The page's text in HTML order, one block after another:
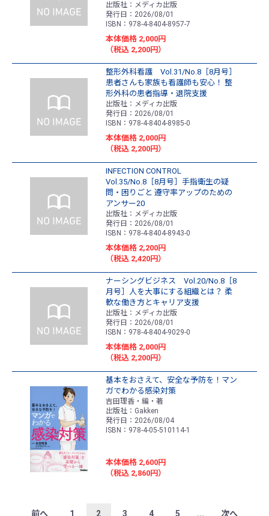
出版社：メディカ出版
発行日：2026/08/01
ISBN：978-4-8404-8957-7
本体価格 2,000円
（税込 2,200円）
整形外科看護 Vol.31/No.8［8月号］
患者さんも家族も看護師も安心！ 整
形外科の患者指導・退院支援
出版社：メディカ出版
発行日：2026/08/01
ISBN：978-4-8404-8985-0
本体価格 2,000円
（税込 2,200円）
INFECTION CONTROL
Vol.35/No.8［8月号］手指衛生の疑
問・困りごと 遵守率アップのための
アンサー20
出版社：メディカ出版
発行日：2026/08/01
ISBN：978-4-8404-8943-0
本体価格 2,200円
（税込 2,420円）
ナーシングビジネス Vol.20/No.8［8
月号］人を大事にする組織とは？ 柔
軟な働き方とキャリア支援
出版社：メディカ出版
発行日：2026/08/01
ISBN：978-4-8404-9029-0
本体価格 2,000円
（税込 2,200円）
基本をおさえて、安全な予防を！マン
ガでわかる感染対策
吉田理香・編・著
出版社：Gakken
発行日：2026/08/04
ISBN：978-4-05-510114-1
本体価格 2,600円
（税込 2,860円）
前へ 1 2 3 4 5 ... 次へ